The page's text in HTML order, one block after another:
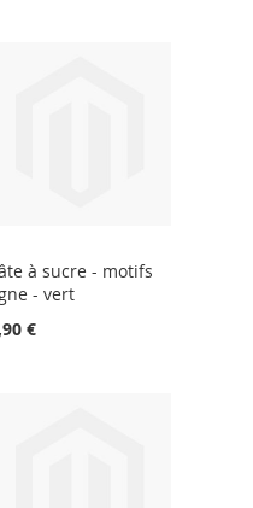
à sucre - motifs
- vert
€